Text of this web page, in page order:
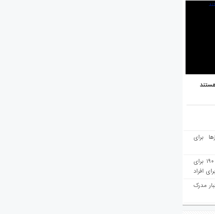
برای
هفته‌نامه مهاجرت: صدور دعوتنامه ۱۹۰ برای
افراد
مدرک